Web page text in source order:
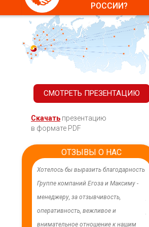
РОССИИ?
СМОТРЕТЬ ПРЕЗЕНТАЦИЮ
Скачать презентацию
в формате PDF
ОТЗЫВЫ О НАС
Хотелось бы выразить благодарность
Группе компаний Егоза и Максиму -
менеджеру, за отзывчивость,
оперативность, вежливое и
внимательное отношение к нашим